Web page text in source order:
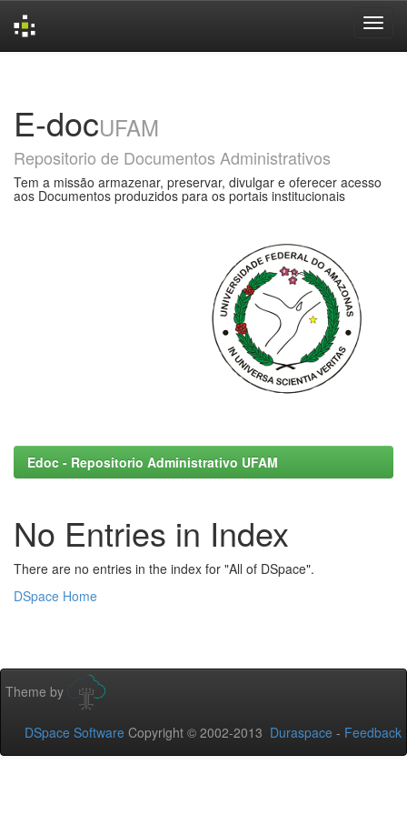
E-docUFAM
Repositorio de Documentos Administrativos
Tem a missão armazenar, preservar, divulgar e oferecer acesso
aos Documentos produzidos para os portais institucionais
Edoc - Repositorio Administrativo UFAM
No Entries in Index
There are no entries in the index for "All of DSpace".
DSpace Home
Theme by
DSpace Software Copyright © 2002-2013 Duraspace - Feedback